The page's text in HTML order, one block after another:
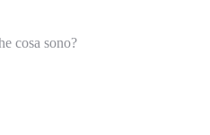
cosa sono?